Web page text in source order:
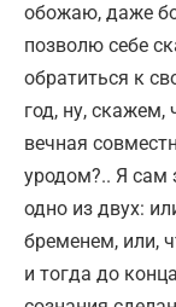
обожаю, даже
позволю себе
обратиться к
год, ну, скажем,
вечная
уродом?.. Я сам
одно из двух:
бременем, или,
и тогда до